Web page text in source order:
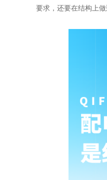
要求，还要在结构上